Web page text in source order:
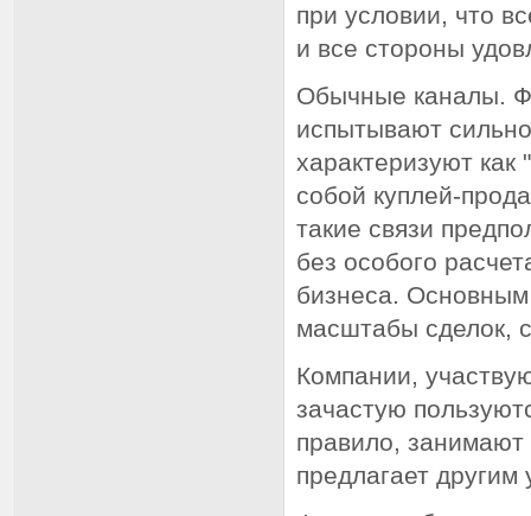
при условии, что
и все стороны
Обычные каналы.
испытывают
характеризуют
собой куплей-
такие связи
без особого
бизнеса.
масштабы сделок,
Компании,
зачастую
правило, занимают
предлагает другим